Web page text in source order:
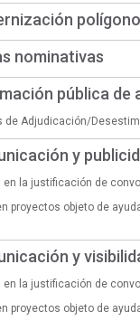
nominativas
pública de
de Adjudicación/
y
en la justificación de
proyectos objeto de
y
en la justificación de
proyectos objeto de